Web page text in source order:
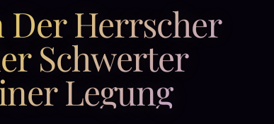
Der Herrscher
Schwerter
Legung